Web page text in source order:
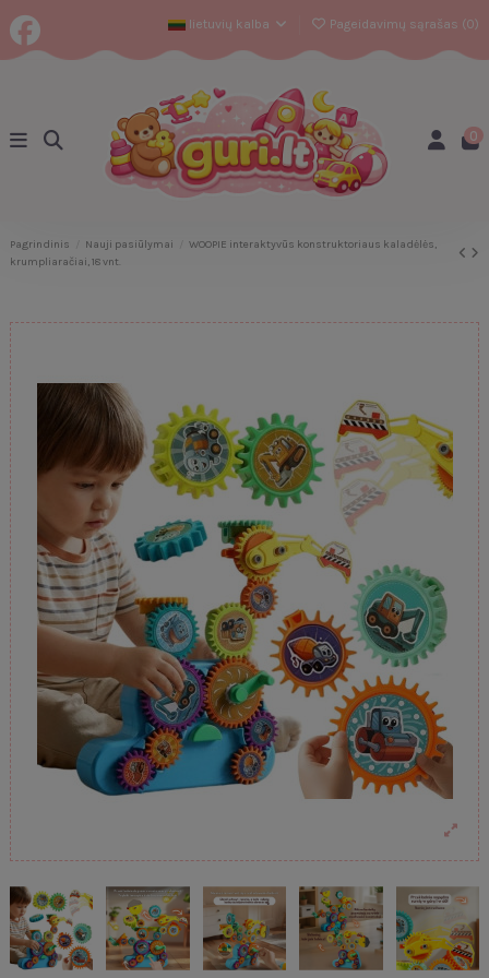
lietuvių kalba Pageidavimų sąrašas (0)
0
Pagrindinis Nauji pasiūlymai
WOOPIE interaktyvūs konstruktoriaus kaladėlės,
krumpliaračiai, 18 vnt.